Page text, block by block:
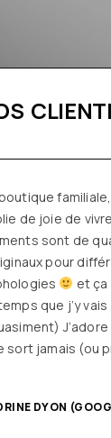
de joie de vivre
sont de
pour
et
que j’y
sort jamais (ou
DYON